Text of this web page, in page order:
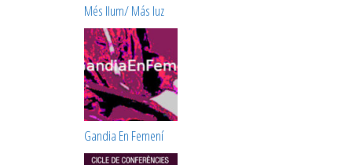
Més llum/ Más luz
Gandia En Femení